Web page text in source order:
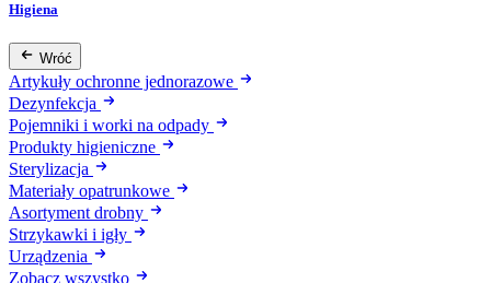
Higiena
Wróć
Artykuły ochronne jednorazowe
Dezynfekcja
Pojemniki i worki na odpady
Produkty higieniczne
Sterylizacja
Materiały opatrunkowe
Asortyment drobny
Strzykawki i igły
Urządzenia
Zobacz wszystko